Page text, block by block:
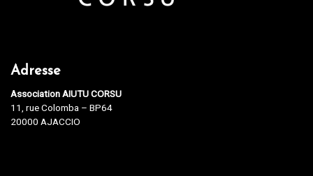
Adresse
Association AIUTU CORSU
11, rue Colomba – BP64
20000 AJACCIO